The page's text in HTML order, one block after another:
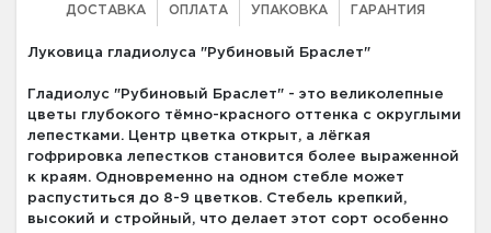
ДОСТАВКА ОПЛАТА УПАКОВКА ГАРАНТИЯ
Луковица гладиолуса "Рубиновый Браслет"
Гладиолус "Рубиновый Браслет" - это великолепные
цветы глубокого тёмно-красного оттенка с округлыми
лепестками. Центр цветка открыт, а лёгкая
гофрировка лепестков становится более выраженной
к краям. Одновременно на одном стебле может
распуститься до 8-9 цветков. Стебель крепкий,
высокий и стройный, что делает этот сорт особенно